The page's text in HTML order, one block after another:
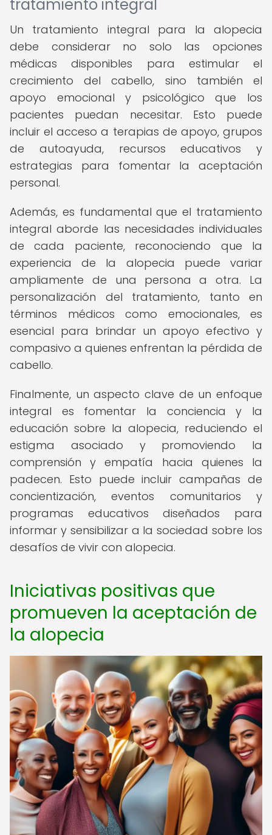
tratamiento integral
Un tratamiento integral para la alopecia
debe considerar no solo las opciones
médicas disponibles para estimular el
crecimiento del cabello, sino también el
apoyo emocional y psicológico que los
pacientes puedan necesitar. Esto puede
incluir el acceso a terapias de apoyo, grupos
de autoayuda, recursos educativos y
estrategias para fomentar la aceptación
personal.
Además, es fundamental que el tratamiento
integral aborde las necesidades individuales
de cada paciente, reconociendo que la
experiencia de la alopecia puede variar
ampliamente de una persona a otra. La
personalización del tratamiento, tanto en
términos médicos como emocionales, es
esencial para brindar un apoyo efectivo y
compasivo a quienes enfrentan la pérdida de
cabello.
Finalmente, un aspecto clave de un enfoque
integral es fomentar la conciencia y la
educación sobre la alopecia, reduciendo el
estigma asociado y promoviendo la
comprensión y empatía hacia quienes la
padecen. Esto puede incluir campañas de
concientización, eventos comunitarios y
programas educativos diseñados para
informar y sensibilizar a la sociedad sobre los
desafíos de vivir con alopecia.
Iniciativas positivas que
promueven la aceptación de
la alopecia